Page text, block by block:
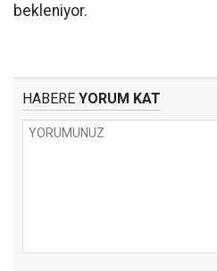
bekleniyor.
HABERE YORUM KAT